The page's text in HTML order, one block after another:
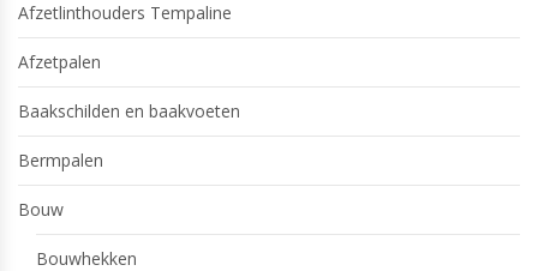
Afzetlinthouders Tempaline
Afzetpalen
Baakschilden en baakvoeten
Bermpalen
Bouw
Bouwhekken